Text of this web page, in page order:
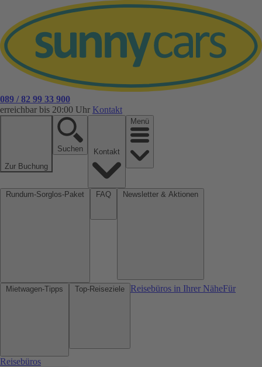
089 / 82 99 33 900
erreichbar bis 20:00 Uhr Kontakt
Zur Buchung
Suchen
Menü
Reisebüros in Ihrer NäheFür
Reisebüros